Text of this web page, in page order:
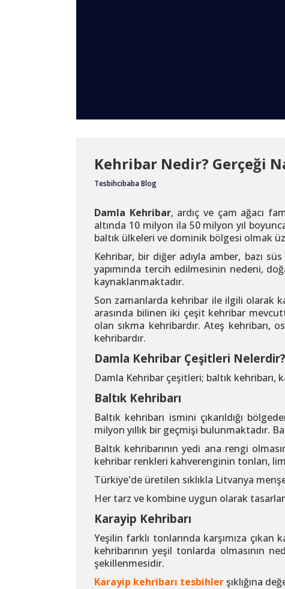
Kehribar Nedir? Gerçeği
Tesbihcibaba Blog
Damla Kehribar, ardıç ve çam ağacı
altında 10 milyon ila 50 milyon yıl
baltık ülkeleri ve dominik bölgesi olmak
Kehribar, bir diğer adıyla amber, bazı
yapımında tercih edilmesinin nedeni,
kaynaklanmaktadır.
Son zamanlarda kehribar ile ilgili olarak
arasında bilinen iki çeşit kehribar
olan sıkma kehribardır. Ateş kehribarı,
kehribardır.
Damla Kehribar Çeşitleri Nelerdir?
Damla Kehribar çeşitleri; baltık
Baltık Kehribarı
Baltık kehribarı ismini çıkarıldığı
milyon yıllık bir geçmişi bulunmaktadır.
Baltık kehribarının yedi ana rengi
kehribar renkleri kahverenginin tonları,
Türkiye'de üretilen sıklıkla Litvanya
Her tarz ve kombine uygun olarak
Karayip Kehribarı
Yeşilin farklı tonlarında karşımıza
kehribarının yeşil tonlarda olmasının
şekillenmesidir.
Karayip kehribarı tesbihlerşıklığına